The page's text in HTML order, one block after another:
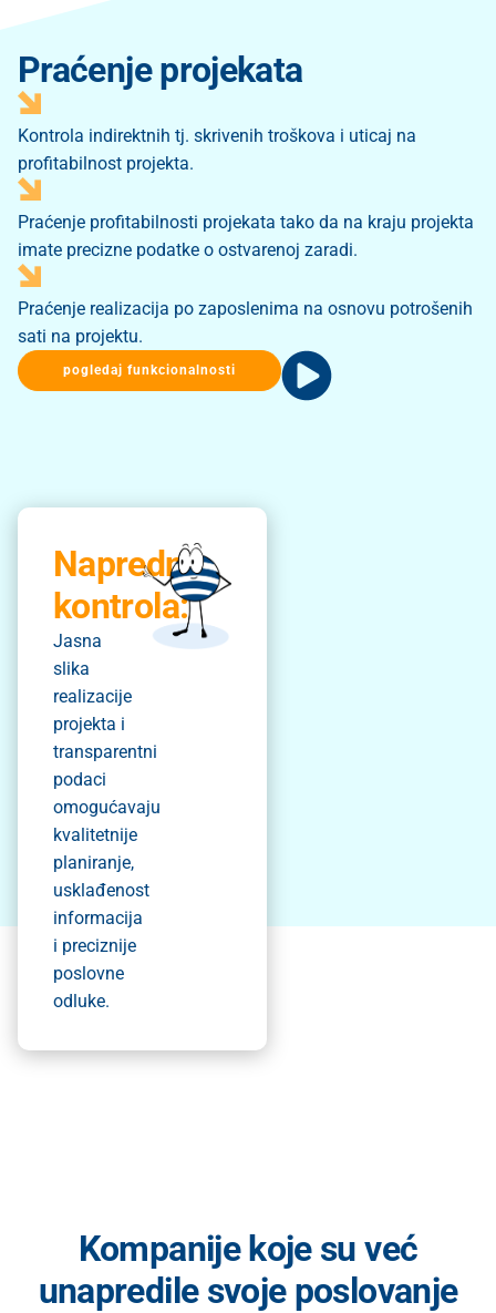
Praćenje projekata
Kontrola indirektnih tj. skrivenih troškova i uticaj na
profitabilnost projekta.
Praćenje profitabilnosti projekata tako da na kraju projekta
imate precizne podatke o ostvarenoj zaradi.
Praćenje realizacija po zaposlenima na osnovu potrošenih
sati na projektu.
pogledaj funkcionalnosti
Napredna
kontrola:
Jasna
slika
realizacije
projekta i
transparentni
podaci
omogućavaju
kvalitetnije
planiranje,
usklađenost
informacija
i preciznije
poslovne
odluke.
Kompanije koje su već
unapredile svoje poslovanje